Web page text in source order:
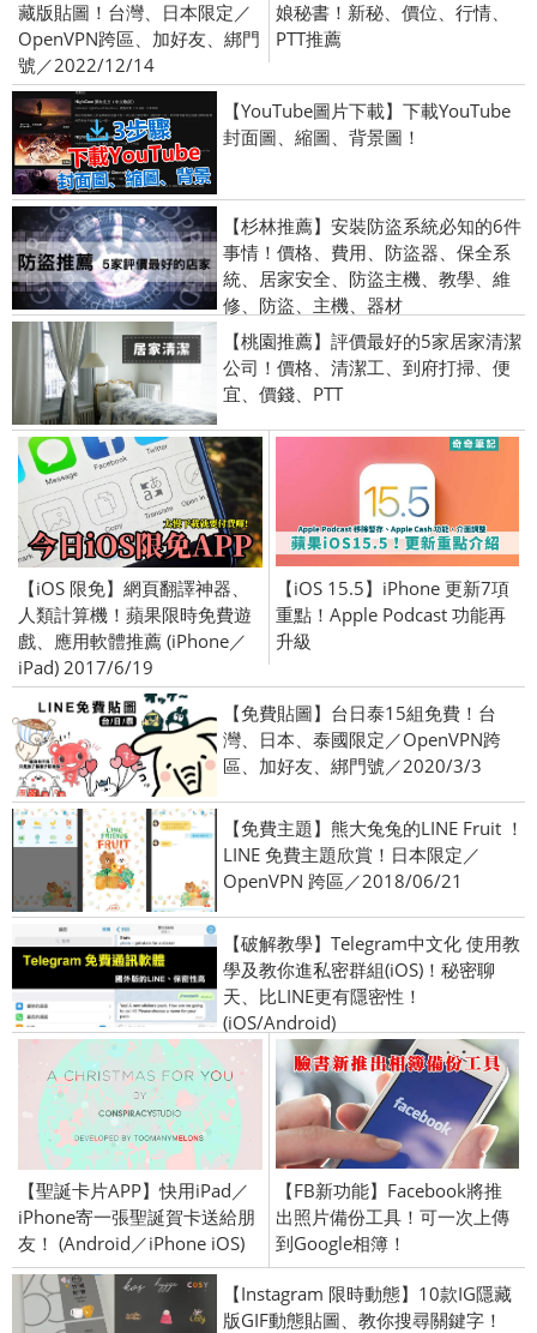
藏版貼圖！台灣、日本限定／
OpenVPN跨區、加好友、綁門
號／2022/12/14
娘秘書！新秘、價位、行情、
PTT推薦
【YouTube圖片下載】下載YouTube
封面圖、縮圖、背景圖！
【杉林推薦】安裝防盜系統必知的6件
事情！價格、費用、防盜器、保全系
統、居家安全、防盜主機、教學、維
修、防盜、主機、器材
【桃園推薦】評價最好的5家居家清潔
公司！價格、清潔工、到府打掃、便
宜、價錢、PTT
【iOS 限免】網頁翻譯神器、
人類計算機！蘋果限時免費遊
戲、應用軟體推薦 (iPhone／
iPad) 2017/6/19
【iOS 15.5】iPhone 更新7項
重點！Apple Podcast 功能再
升級
【免費貼圖】台日泰15組免費！台
灣、日本、泰國限定／OpenVPN跨
區、加好友、綁門號／2020/3/3
【免費主題】熊大兔兔的LINE Fruit ！
LINE 免費主題欣賞！日本限定／
OpenVPN 跨區／2018/06/21
【破解教學】Telegram中文化 使用教
學及教你進私密群組(iOS)！秘密聊
天、比LINE更有隱密性！
(iOS/Android)
【聖誕卡片APP】快用iPad／
iPhone寄一張聖誕賀卡送給朋
友！ (Android／iPhone iOS)
【FB新功能】Facebook將推
出照片備份工具！可一次上傳
到Google相簿！
【Instagram 限時動態】10款IG隱藏
版GIF動態貼圖、教你搜尋關鍵字！